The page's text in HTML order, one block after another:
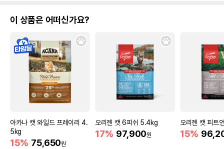
이 상품은 어떠신가요?
아카나 캣 와일드 프레이리 4.
5kg
15% 75,650원
오리젠 캣 6피쉬 5.4kg
17% 97,900원
오리젠 캣 피트
15%